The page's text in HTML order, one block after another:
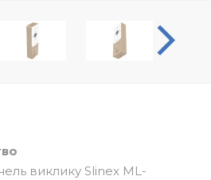
виклику Slinex МL-